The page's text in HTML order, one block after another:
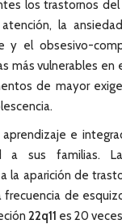
los trastornos
la
y el obsesivo-
más vulnerables en
de mayor
e
a sus familias.
la aparición de
frecuencia de
22q11 es 20